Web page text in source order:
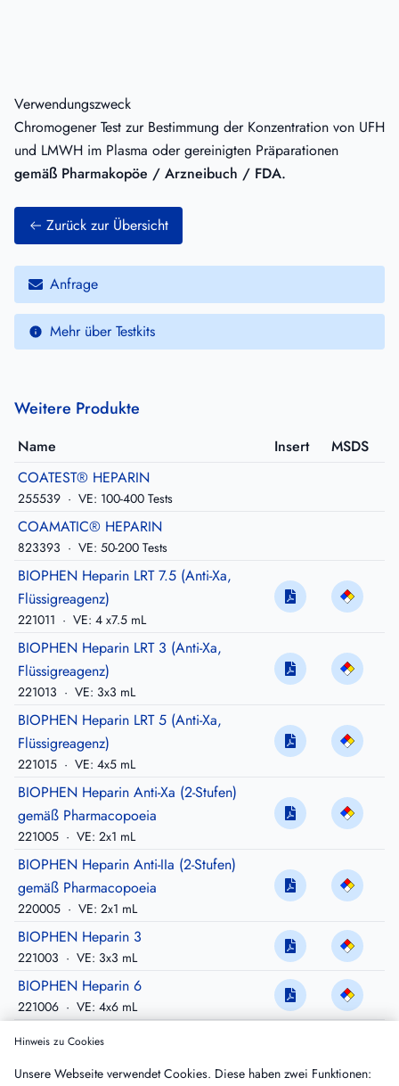
Verwendungszweck
Chromogener Test zur Bestimmung der Konzentration von UFH
und LMWH im Plasma oder gereinigten Präparationen
gemäß Pharmakopöe / Arzneibuch / FDA.
Zurück zur Übersicht
Anfrage
Mehr über Testkits
Weitere Produkte
Name Insert
MSDS
COATEST® HEPARIN
255539 · VE: 100-400 Tests
COAMATIC® HEPARIN
823393 · VE: 50-200 Tests
BIOPHEN Heparin LRT 7.5 (Anti-Xa,
Flüssigreagenz)
221011 · VE: 4 x7.5 mL
BIOPHEN Heparin LRT 3 (Anti-Xa,
Flüssigreagenz)
221013 · VE: 3x3 mL
BIOPHEN Heparin LRT 5 (Anti-Xa,
Flüssigreagenz)
221015 · VE: 4x5 mL
BIOPHEN Heparin Anti-Xa (2-Stufen)
gemäß Pharmacopoeia
221005 · VE: 2x1 mL
BIOPHEN Heparin Anti-IIa (2-Stufen)
gemäß Pharmacopoeia
220005 · VE: 2x1 mL
BIOPHEN Heparin 3
221003 · VE: 3x3 mL
BIOPHEN Heparin 6
221006 · VE: 4x6 mL
BIOPHEN Heparin (AT+)
Hinweis zu Cookies
Unsere Webseite verwendet Cookies. Diese haben zwei Funktionen: